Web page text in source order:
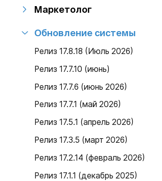
Маркетолог
Обновление системы
Релиз 17.8.18 (Июль 2026)
Релиз 17.7.10 (июнь)
Релиз 17.7.6 (июнь 2026)
Релиз 17.7.1 (май 2026)
Релиз 17.5.1 (апрель 2026)
Релиз 17.3.5 (март 2026)
Релиз 17.2.14 (февраль 2026)
Релиз 17.1.1 (декабрь 2025)